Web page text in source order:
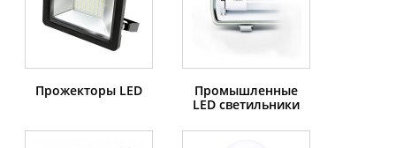
Прожекторы LED
Промышленные
LED светильники